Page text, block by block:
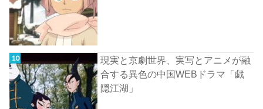
現実と京劇世界、実写とアニメが融
合する異色の中国WEBドラマ「戯
隠江湖」